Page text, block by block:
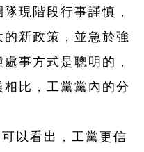
現階段行事謹慎，
新政策，並急於強
事方式是聰明的，
比，工黨黨內的分
以看出，工黨更信